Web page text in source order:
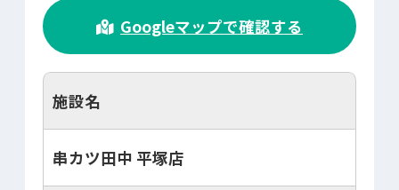
Googleマップで確認する
施設名
串カツ田中 平塚店